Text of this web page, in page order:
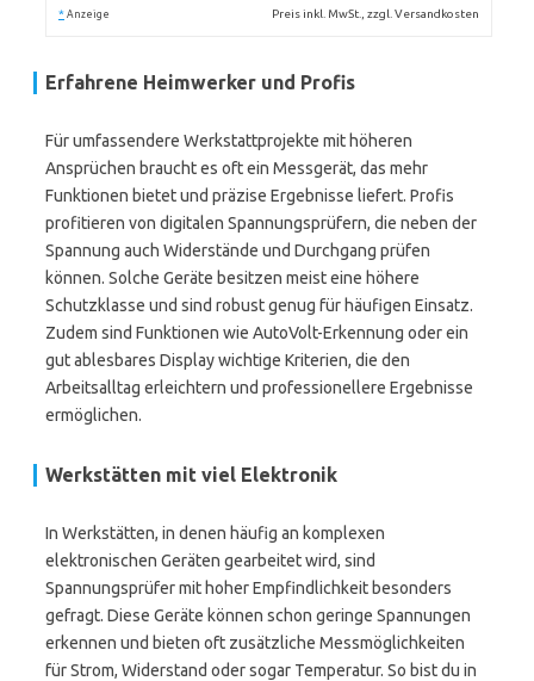
* Anzeige Preis inkl. MwSt., zzgl. Versandkosten
Erfahrene Heimwerker und Profis
Für umfassendere Werkstattprojekte mit höheren
Ansprüchen braucht es oft ein Messgerät, das mehr
Funktionen bietet und präzise Ergebnisse liefert. Profis
profitieren von digitalen Spannungsprüfern, die neben der
Spannung auch Widerstände und Durchgang prüfen
können. Solche Geräte besitzen meist eine höhere
Schutzklasse und sind robust genug für häufigen Einsatz.
Zudem sind Funktionen wie AutoVolt-Erkennung oder ein
gut ablesbares Display wichtige Kriterien, die den
Arbeitsalltag erleichtern und professionellere Ergebnisse
ermöglichen.
Werkstätten mit viel Elektronik
In Werkstätten, in denen häufig an komplexen
elektronischen Geräten gearbeitet wird, sind
Spannungsprüfer mit hoher Empfindlichkeit besonders
gefragt. Diese Geräte können schon geringe Spannungen
erkennen und bieten oft zusätzliche Messmöglichkeiten
für Strom, Widerstand oder sogar Temperatur. So bist du in